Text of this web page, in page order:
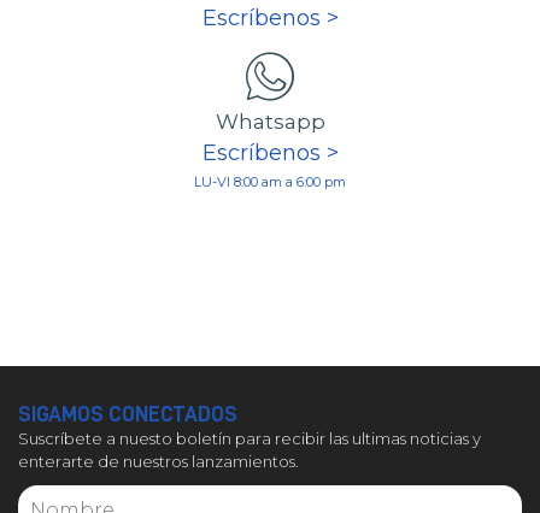
Escríbenos >
Whatsapp
Escríbenos >
LU-VI 8:00 am a 6:00 pm
SIGAMOS CONECTADOS
Suscríbete a nuesto boletín para recibir las ultimas noticias y
enterarte de nuestros lanzamientos.